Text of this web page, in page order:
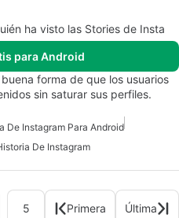
ha visto las Stories de Insta
para Android
forma de que los usuarios
sin saturar sus perfiles.
De Instagram Para Android
De Instagram
5 Primera Última